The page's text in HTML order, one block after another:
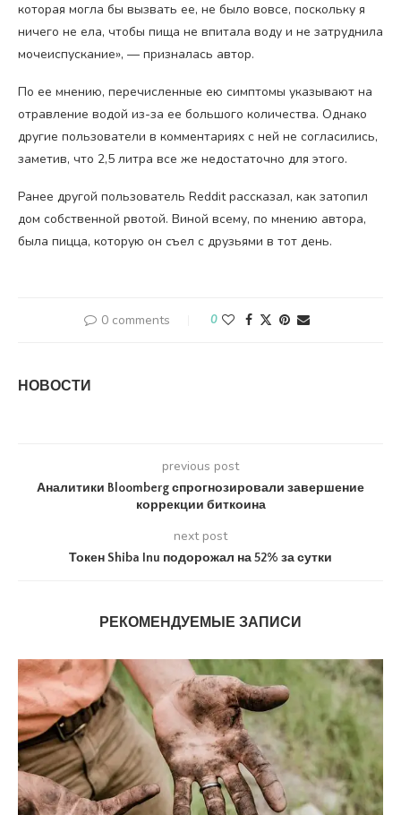
которая могла бы вызвать ее, не было вовсе, поскольку я
ничего не ела, чтобы пища не впитала воду и не затруднила
мочеиспускание», — призналась автор.
По ее мнению, перечисленные ею симптомы указывают на
отравление водой из-за ее большого количества. Однако
другие пользователи в комментариях с ней не согласились,
заметив, что 2,5 литра все же недостаточно для этого.
Ранее другой пользователь Reddit рассказал, как затопил
дом собственной рвотой. Виной всему, по мнению автора,
была пицца, которую он съел с друзьями в тот день.
0 comments 0
НОВОСТИ
previous post
Аналитики Bloomberg спрогнозировали завершение
коррекции биткоина
next post
Токен Shiba Inu подорожал на 52% за сутки
РЕКОМЕНДУЕМЫЕ ЗАПИСИ